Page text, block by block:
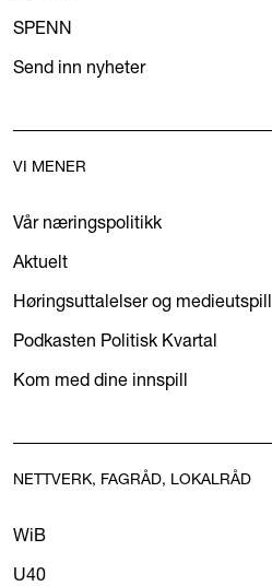
SPENN
Send inn nyheter
VI MENER
Vår næringspolitikk
Aktuelt
Høringsuttalelser og medieutspill
Podkasten Politisk Kvartal
Kom med dine innspill
NETTVERK, FAGRÅD, LOKALRÅD
WiB
U40